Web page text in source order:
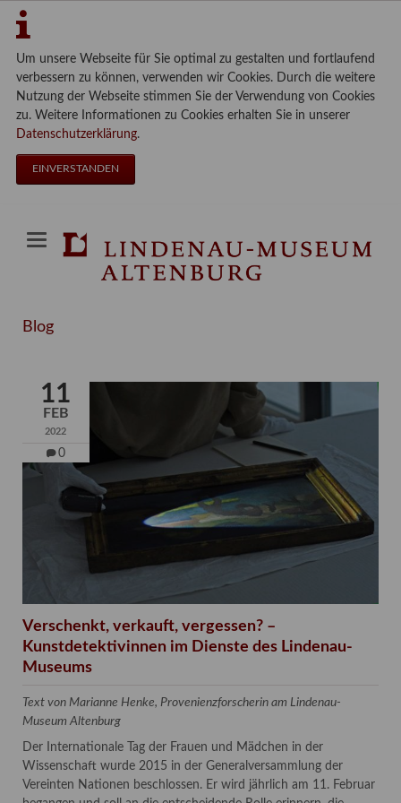
Um unsere Webseite für Sie optimal zu gestalten und fortlaufend
verbessern zu können, verwenden wir Cookies. Durch die weitere
Nutzung der Webseite stimmen Sie der Verwendung von Cookies
zu. Weitere Informationen zu Cookies erhalten Sie in unserer
Datenschutzerklärung.
EINVERSTANDEN
Blog
11
FEB
2022
0
Verschenkt, verkauft, vergessen? –
Kunstdetektivinnen im Dienste des Lindenau-
Museums
Text von Marianne Henke, Provenienzforscherin am Lindenau-
Museum Altenburg
Der Internationale Tag der Frauen und Mädchen in der
Wissenschaft wurde 2015 in der Generalversammlung der
Vereinten Nationen beschlossen. Er wird jährlich am 11. Februar